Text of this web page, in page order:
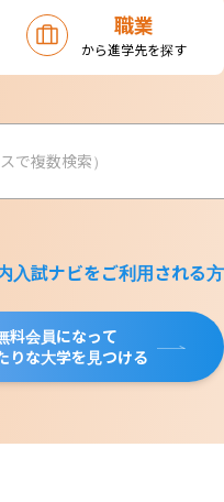
職業
から進学先を探す
入試ナビをご利用される方
料会員になって
りな大学を見つける